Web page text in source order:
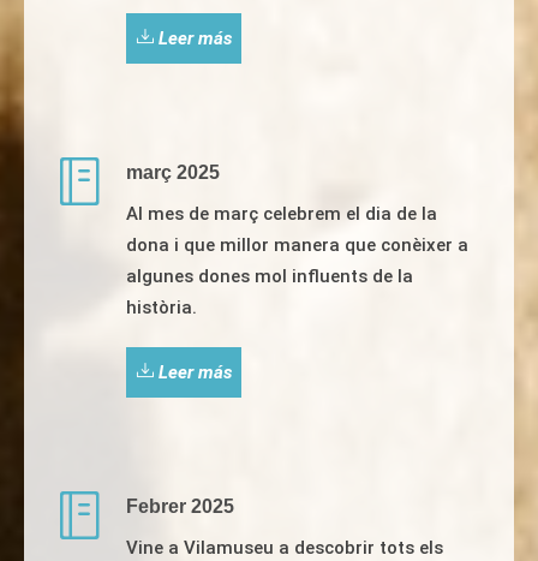
Leer más
març 2025
Al mes de març celebrem el dia de la
dona i que millor manera que conèixer a
algunes dones mol influents de la
història.
Leer más
Febrer 2025
Vine a Vilamuseu a descobrir tots els